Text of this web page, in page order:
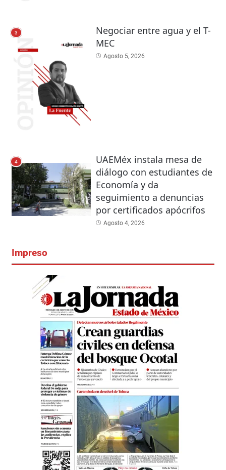
3
Negociar entre agua y el T-
MEC
Agosto 5, 2026
4
UAEMéx instala mesa de
diálogo con estudiantes de
Economía y da
seguimiento a denuncias
por certificados apócrifos
Agosto 4, 2026
Impreso